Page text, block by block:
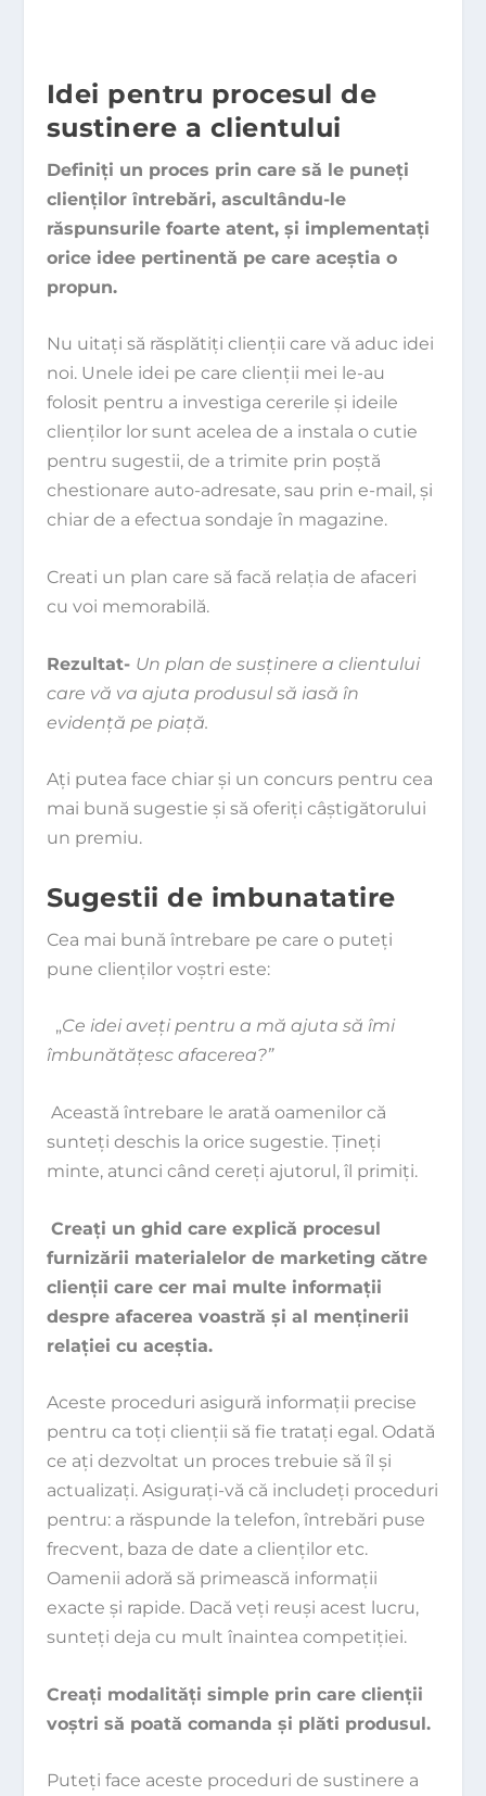
Idei pentru procesul de
sustinere a clientului
Definiţi un proces prin care să le puneţi
clienţilor în­trebări, ascultându-le
răspunsurile foarte atent, şi imple­mentaţi
orice idee pertinentă pe care aceştia o
propun.
Nu uitaţi să răsplătiţi clienţii care vă aduc idei
noi. Unele idei pe care clienţii mei le-au
folosit pentru a investiga cererile şi ideile
clienţilor lor sunt acelea de a instala o cutie
pentru sugestii, de a trimite prin poştă
chestionare auto-adresate, sau prin e-mail, şi
chiar de a efectua sondaje în magazine.
Creati un plan care să facă relaţia de afaceri
cu voi memorabilă.
Rezultat- Un plan de susţinere a clientului
care vă va ajuta produsul să iasă în
evidenţă pe piaţă.
Aţi putea face chiar şi un concurs pentru cea
mai bună sugestie şi să oferiţi câştigătorului
un premiu.
Sugestii de imbunatatire
Cea mai bună întrebare pe care o puteţi
pune clienţilor voştri este:
„Ce idei aveţi pentru a mă ajuta să îmi
îmbunătăţesc afa­cerea?”
Această întrebare le arată oamenilor că
sunteţi deschis la orice sugestie. Ţineţi
minte, atunci când cereţi ajutorul, îl primiţi.
Creaţi un ghid care explică procesul
furnizării materia­lelor de marketing către
clienţii care cer mai multe infor­maţii
despre afacerea voastră şi al menţinerii
relaţiei cu aceştia.
Aceste proceduri asigură informaţii precise
pentru ca toţi clienţii să fie trataţi egal. Odată
ce aţi dezvoltat un proces trebuie să îl şi
actualizaţi. Asiguraţi-vă că includeţi proceduri
pentru: a răspunde la telefon, întrebări puse
frecvent, baza de date a clienţilor etc.
Oamenii adoră să primească informaţii
exacte şi rapide. Dacă veţi reuşi acest lucru,
sunteţi deja cu mult înaintea competiţiei.
Creaţi modalităţi simple prin care clienţii
voştri să poată comanda şi plăti produsul.
Puteţi face aceste proceduri de sustinere a